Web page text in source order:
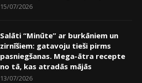
15/07/2026
Salāti “Minūte” ar burkāniem un
zirnīšiem: gatavoju tieši pirms
pasniegšanas. Mega-ātra recepte
no tā, kas atradās mājās
13/07/2026